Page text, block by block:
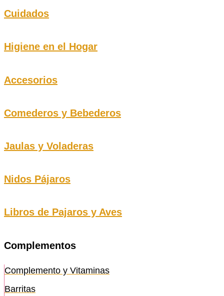
Cuidados
Higiene en el Hogar
Accesorios
Comederos y Bebederos
Jaulas y Voladeras
Nidos Pájaros
Libros de Pajaros y Aves
Complementos
Complemento y Vitaminas
Barritas